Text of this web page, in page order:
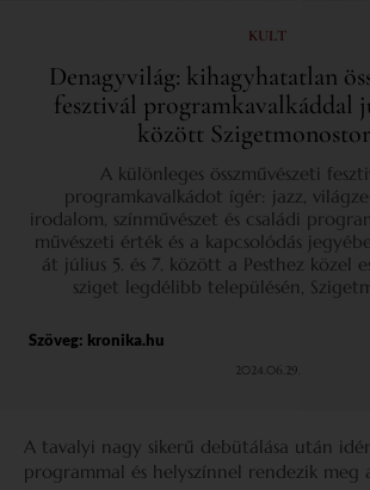
KULT
Denagyvilág: kihagyhatatlan
fesztivál programkavalkáddal
között
A különleges összművészeti
programkavalkádot ígér: jazz,
irodalom, színművészet és családi
művészeti érték és a kapcsolódás
át július 5. és 7. között a Pesthez közel
sziget legdélibb településén,
Szöveg: kronika.hu
2024.06.29.
A tavalyi nagy sikerű debütálása után
programmal és helyszínnel rendezik meg